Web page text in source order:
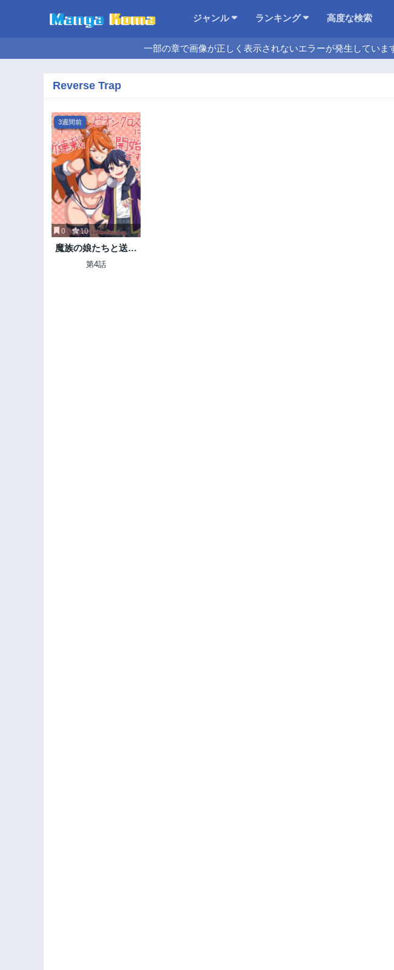
ジャンル ランキング 高度な検索
一部の章で画像が正しく表示されないエラーが発生してい
Reverse Trap
3週間前
0 10
魔族の娘たちと送る
乱れた異世界生活
第4話